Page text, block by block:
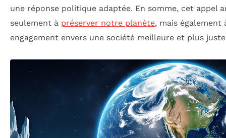
une réponse politique adaptée. En somme, cet appel
seulement à préserver notre planète, mais
engagement envers une société meilleure et plus